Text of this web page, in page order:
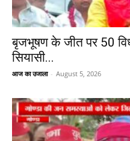
बृजभूषण के जीत पर 50
सियासी...
आज का उजाला - August 5, 2026